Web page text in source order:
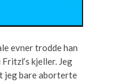
evner trodde han
kjeller. Jeg
jeg bare aborterte